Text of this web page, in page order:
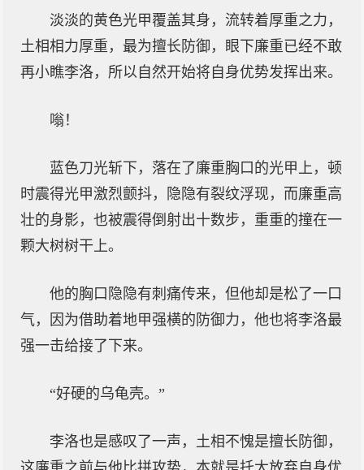
淡淡的黄色光甲覆盖其身，流转着厚重之力，
土相相力厚重，最为擅长防御，眼下廉重已经不敢
再小瞧李洛，所以自然开始将自身优势发挥出来。
嗡！
蓝色刀光斩下，落在了廉重胸口的光甲上，顿
时震得光甲激烈颤抖，隐隐有裂纹浮现，而廉重高
壮的身影，也被震得倒射出十数步，重重的撞在一
颗大树树干上。
他的胸口隐隐有刺痛传来，但他却是松了一口
气，因为借助着地甲强横的防御力，他也将李洛最
强一击给接了下来。
“好硬的乌龟壳。”
李洛也是感叹了一声，土相不愧是擅长防御，